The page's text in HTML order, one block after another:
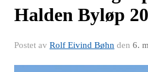
Halden Byløp
Postet av Rolf Eivind Bøhn den 6.